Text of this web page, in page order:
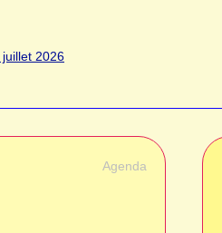
2026
Agenda